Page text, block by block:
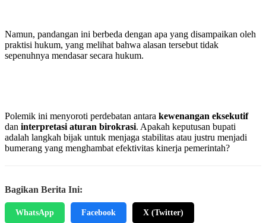
Namun, pandangan ini berbeda dengan apa yang disampaikan oleh
praktisi hukum, yang melihat bahwa alasan tersebut tidak
sepenuhnya mendasar secara hukum.
Polemik ini menyoroti perdebatan antara kewenangan eksekutif
dan interpretasi aturan birokrasi. Apakah keputusan bupati
adalah langkah bijak untuk menjaga stabilitas atau justru menjadi
bumerang yang menghambat efektivitas kinerja pemerintah?
Bagikan Berita Ini:
WhatsApp Facebook X (Twitter)